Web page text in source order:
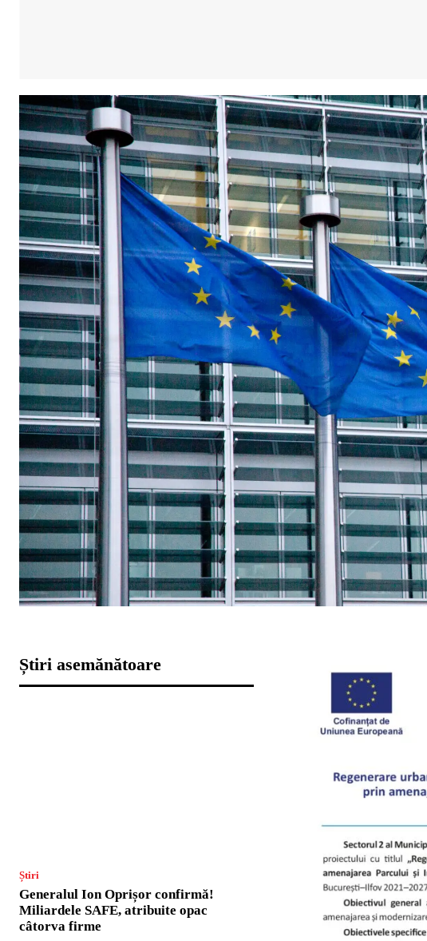
Știri asemănătoare
Știri
Generalul Ion Oprișor confirmă!
Miliardele SAFE, atribuite opac
câtorva firme